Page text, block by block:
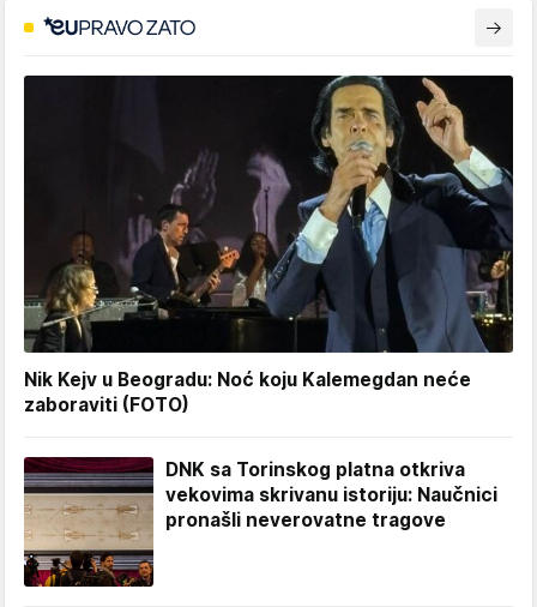
Nik Kejv u Beogradu: Noć koju Kalemegdan neće
zaboraviti (FOTO)
DNK sa Torinskog platna otkriva
vekovima skrivanu istoriju: Naučnici
pronašli neverovatne tragove